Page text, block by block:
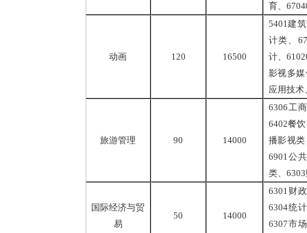
育、
动画 120 16500
5401建
计类、
计、
影视多
应用技术
旅游管理 90 14000
6306工
6402餐
播影视
6901公
类、
国际经济与贸
易
50 14000
6301 财
6304统
6307市